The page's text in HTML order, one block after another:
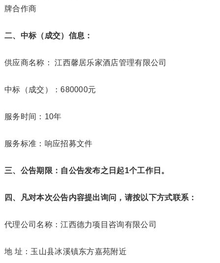
牌合作商
二、中标（成交）信息：
供应商名称： 江西馨居乐家酒店管理有限公司
中标（成交）：680000元
服务时间：10年
服务标准：响应招募文件
三、 公告期限：自公告发布之日起1个工作日。
四、凡对本次公告内容提出询问，请按以下方式联系：
代理公司名称：江西德力项目咨询有限公司
地 址：玉山县冰溪镇东方嘉苑附近